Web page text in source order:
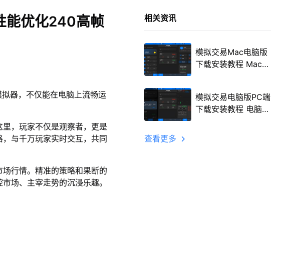
能优化240高帧
器，不仅能在电脑上流畅运
，玩家不仅是观察者，更是
与千万玩家实时交互，共同
行情。精准的策略和果断的
场、主宰走势的沉浸乐趣。
相关资讯
模拟交易Mac电脑版
下载安装教程 Mac电
模拟交易电脑版PC端
下载安装教程 电脑版
查看更多